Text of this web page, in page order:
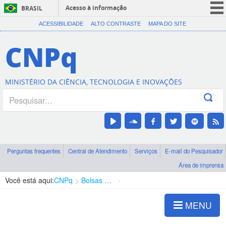
BRASIL
Acesso à informação
CORONAVÍRUS (COVID-19)
Canais
ACESSIBILIDADE ALTO CONTRASTE MAPA DO SITE
CNPq
MINISTÉRIO DA CIÊNCIA, TECNOLOGIA E INOVAÇÕES
Perguntas frequentes Central de Atendimento Serviços
E-mail do Pesquisador
Área de imprensa
Você está aqui:CNPq Bolsas e Auxílios Vigentes
MENU